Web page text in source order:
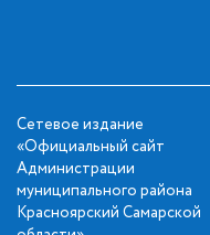
Сетевое издание
«Официальный сайт
Администрации
муниципального района
Красноярский Самарской